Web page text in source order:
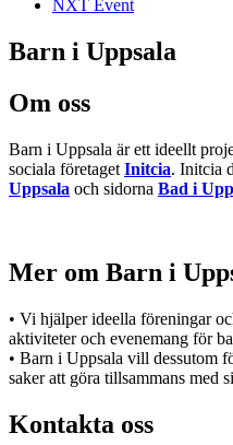
NXT Event
Barn i Uppsala
Om oss
Barn i Uppsala är ett ideellt
sociala företaget Initcia. Initcia
Uppsala och sidorna Bad i
Mer om Barn i
• Vi hjälper ideella föreningar
aktiviteter och evenemang för
• Barn i Uppsala vill dessutom
saker att göra tillsammans med
Kontakta oss